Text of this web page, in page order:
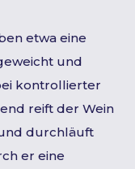
etwa eine
und
kontrollierter
reift der Wein
durchläuft
er eine